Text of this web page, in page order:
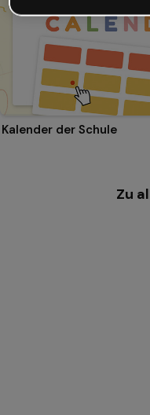
Kalender der Schule
Zu